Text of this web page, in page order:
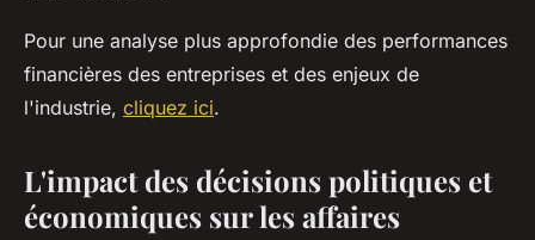
Pour une analyse plus approfondie des performances
financières des entreprises et des enjeux de
l'industrie, cliquez ici.
L'impact des décisions politiques et
économiques sur les affaires